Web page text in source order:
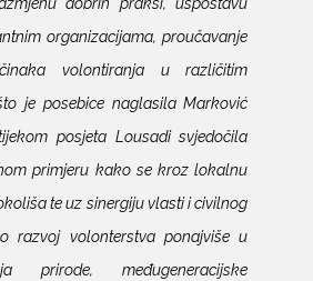
organizacijama, proučavanje
volontiranja u različitim
je posebice naglasila Marković
posjeta Lousadi svjedočila
primjeru kako se kroz lokalnu
te uz sinergiju vlasti i civilnog
razvoj volonterstva ponajviše u
prirode, međugeneracijske